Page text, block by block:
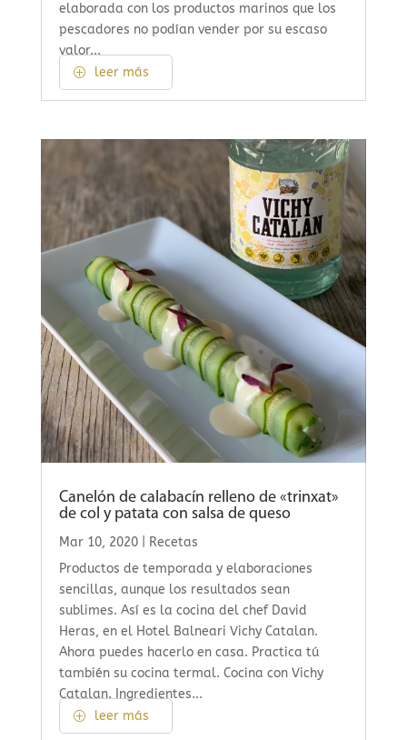
elaborada con los productos marinos que los
pescadores no podían vender por su escaso
valor...
leer más
Canelón de calabacín relleno de «trinxat»
de col y patata con salsa de queso
Mar 10, 2020|
Recetas
Productos de temporada y elaboraciones
sencillas, aunque los resultados sean
sublimes. Así es la cocina del chef David
Heras, en el Hotel Balneari Vichy Catalan.
Ahora puedes hacerlo en casa. Practica tú
también su cocina termal. Cocina con Vichy
Catalan. Ingredientes...
leer más